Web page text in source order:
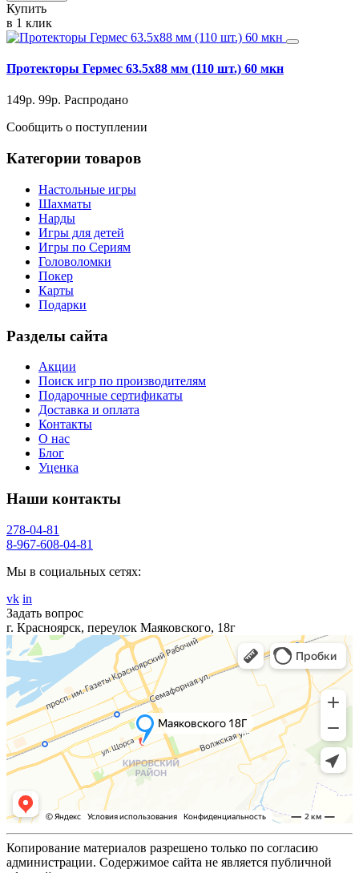
Купить
в 1 клик
Протекторы Гермес 63.5х88 мм (110 шт.) 60 мкн
149р. 99р. Распродано
Сообщить о поступлении
Категории товаров
Настольные игры
Шахматы
Нарды
Игры для детей
Игры по Сериям
Головоломки
Покер
Карты
Подарки
Разделы сайта
Акции
Поиск игр по производителям
Подарочные сертификаты
Доставка и оплата
Контакты
О нас
Блог
Уценка
Наши контакты
278-04-81
8-967-608-04-81
Мы в социальных сетях:
vk in
Задать вопрос
г. Красноярск, переулок Маяковского, 18г
Копирование материалов разрешено только по согласию
администрации. Содержимое сайта не является публичной